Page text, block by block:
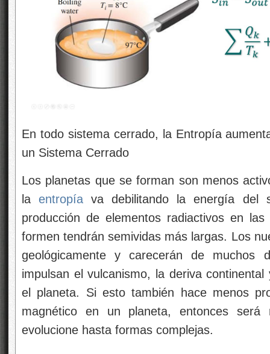
En todo sistema cerrado, la Entropía
un Sistema Cerrado
Los planetas que se forman son menos
laentropía va debilitando la energía del
producción de elementos radiactivos en
formen tendrán semividas más largas. Los
geológicamente y carecerán de muchos
impulsan el vulcanismo, la deriva
el planeta. Si esto también hace menos
magnético en un planeta, entonces
evolucione hasta formas complejas.